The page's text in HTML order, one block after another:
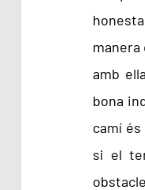
amb
bona
camí
si el